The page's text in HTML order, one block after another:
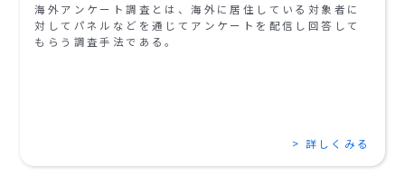
海外アンケート調査とは、海外に居住している対象者に
対してパネルなどを通じてアンケートを配信し回答して
もらう調査手法である。
> 詳しくみる